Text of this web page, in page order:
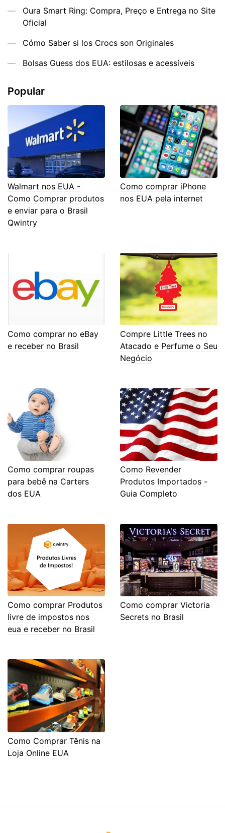
Oura Smart Ring: Compra, Preço e Entrega no Site
Oficial
Cómo Saber si los Crocs son Originales
Bolsas Guess dos EUA: estilosas e acessíveis
Popular
Walmart nos EUA -
Como Comprar produtos
e enviar para o Brasil
Qwintry
Como comprar iPhone
nos EUA pela internet
Como comprar no eBay
e receber no Brasil
Compre Little Trees no
Atacado e Perfume o Seu
Negócio
Como comprar roupas
para bebê na Carters
dos EUA
Como Revender
Produtos Importados -
Guia Completo
Como comprar Produtos
livre de impostos nos
eua e receber no Brasil
Como comprar Victoria
Secrets no Brasil
Como Comprar Tênis na
Loja Online EUA